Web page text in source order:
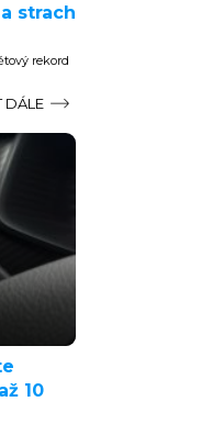
strach
rekord
DÁLE
10